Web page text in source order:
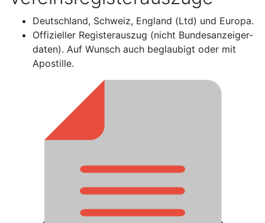
Deutschland, Schweiz, England (Ltd) und Europa.
Offizieller Registerauszug (nicht Bundesanzeiger-
daten). Auf Wunsch auch beglaubigt oder mit
Apostille.